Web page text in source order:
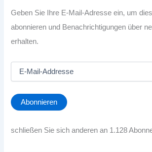
Geben Sie Ihre E-Mail-Adresse ein, um
abonnieren und Benachrichtigungen über
erhalten.
a
i
A
Abonnieren
schließen Sie sich anderen an 1.128